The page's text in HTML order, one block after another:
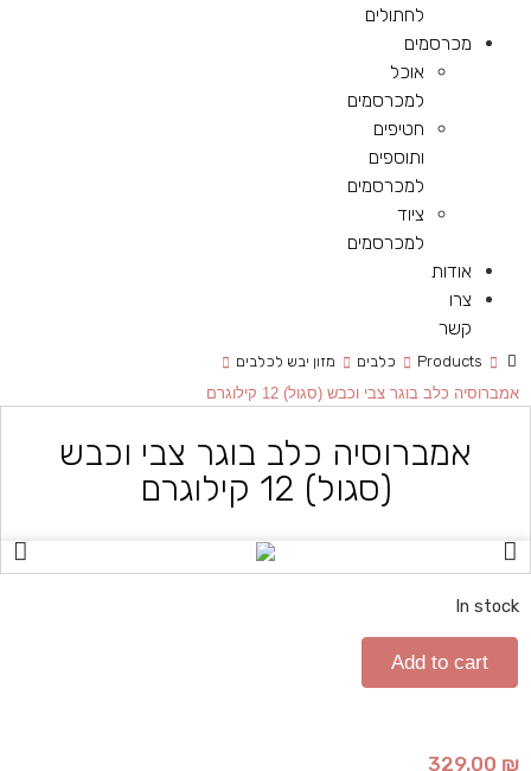
לחתולים
מכרסמים
אוכל
למכרסמים
חטיפים
ותוספים
למכרסמים
ציוד
למכרסמים
אודות
צרו
קשר
Products כלבים
מזון יבש לכלבים
אמברוסיה כלב בוגר צבי וכבש (סגול) 12 קילוגרם
אמברוסיה כלב בוגר צבי וכבש
(סגול) 12 קילוגרם
In stock
Add to cart
329.00 ₪